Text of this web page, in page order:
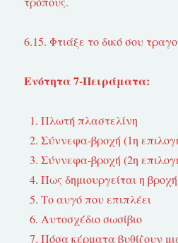
6.15. Φτιάξε το δικό σου
Ενότητα 7-Πειράματα:
Πλωτή πλαστελίνη
Σύννεφα-βροχή (1η
Σύννεφα-βροχή (2η
Πως δημιουργείται η
Το αυγό που επιπλέει
Αυτοσχέδιο σωσίβιο
Πόσα κέρματα βυθίζουν